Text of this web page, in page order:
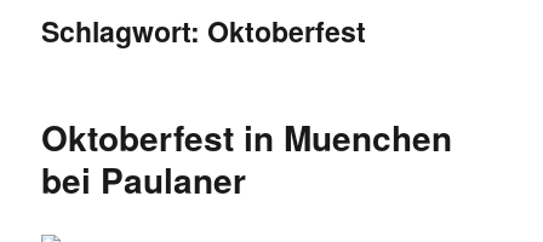
Schlagwort: Oktoberfest
Oktoberfest in Muenchen
bei Paulaner